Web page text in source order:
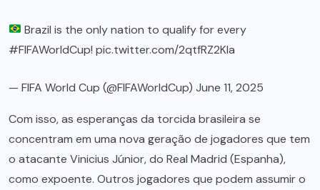
Brazil is the only nation to qualify for every
#FIFAWorldCup! pic.twitter.com/2qtfRZ2Kla
— FIFA World Cup (@FIFAWorldCup) June 11, 2025
Com isso, as esperanças da torcida brasileira se
concentram em uma nova geração de jogadores que tem
o atacante Vinicius Júnior, do Real Madrid (Espanha),
como expoente. Outros jogadores que podem assumir o